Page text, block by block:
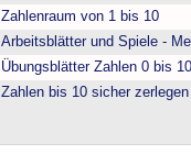
Zahlenraum von 1 bis 10
Arbeitsblätter und Spiele -
Übungsblätter Zahlen 0 bis
Zahlen bis 10 sicher zerlegen